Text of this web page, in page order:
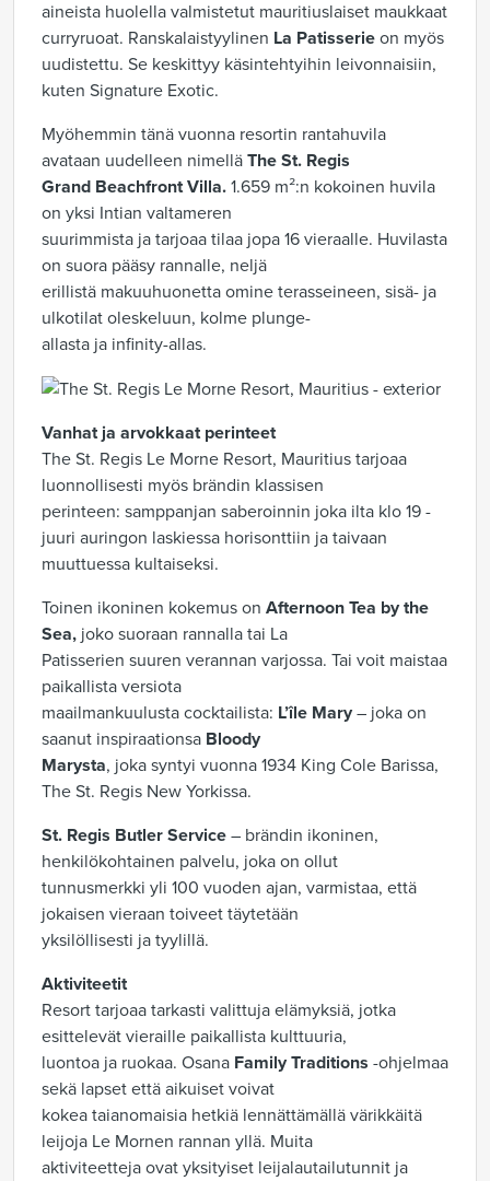
aineista huolella valmistetut mauritiuslaiset maukkaat
curryruoat. Ranskalaistyylinen La Patisserie on myös
uudistettu. Se keskittyy käsintehtyihin leivonnaisiin,
kuten Signature Exotic.
Myöhemmin tänä vuonna resortin rantahuvila
avataan uudelleen nimellä The St. Regis
Grand Beachfront Villa. 1.659 m²:n kokoinen huvila
on yksi Intian valtameren
suurimmista ja tarjoaa tilaa jopa 16 vieraalle. Huvilasta
on suora pääsy rannalle, neljä
erillistä makuuhuonetta omine terasseineen, sisä- ja
ulkotilat oleskeluun, kolme plunge-
allasta ja infinity-allas.
Vanhat ja arvokkaat perinteet
The St. Regis Le Morne Resort, Mauritius tarjoaa
luonnollisesti myös brändin klassisen
perinteen: samppanjan saberoinnin joka ilta klo 19 -
juuri auringon laskiessa horisonttiin ja taivaan
muuttuessa kultaiseksi.
Toinen ikoninen kokemus on Afternoon Tea by the
Sea, joko suoraan rannalla tai La
Patisserien suuren verannan varjossa. Tai voit maistaa
paikallista versiota
maailmankuulusta cocktailista: L’île Mary – joka on
saanut inspiraationsa Bloody
Marysta, joka syntyi vuonna 1934 King Cole Barissa,
The St. Regis New Yorkissa.
St. Regis Butler Service – brändin ikoninen,
henkilökohtainen palvelu, joka on ollut
tunnusmerkki yli 100 vuoden ajan, varmistaa, että
jokaisen vieraan toiveet täytetään
yksilöllisesti ja tyylillä.
Aktiviteetit
Resort tarjoaa tarkasti valittuja elämyksiä, jotka
esittelevät vieraille paikallista kulttuuria,
luontoa ja ruokaa. Osana Family Traditions -ohjelmaa
sekä lapset että aikuiset voivat
kokea taianomaisia hetkiä lennättämällä värikkäitä
leijoja Le Mornen rannan yllä. Muita
aktiviteetteja ovat yksityiset leijalautailutunnit ja